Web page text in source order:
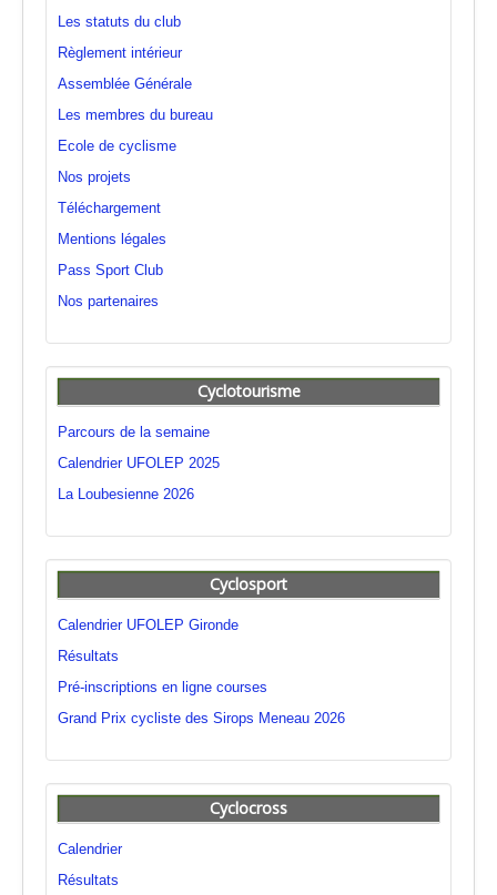
Les statuts du club
Règlement intérieur
Assemblée Générale
Les membres du bureau
Ecole de cyclisme
Nos projets
Téléchargement
Mentions légales
Pass Sport Club
Nos partenaires
Cyclotourisme
Parcours de la semaine
Calendrier UFOLEP 2025
La Loubesienne 2026
Cyclosport
Calendrier UFOLEP Gironde
Résultats
Pré-inscriptions en ligne courses
Grand Prix cycliste des Sirops Meneau 2026
Cyclocross
Calendrier
Résultats